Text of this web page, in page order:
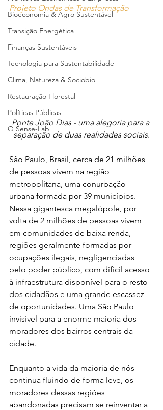
Bioeconomia & Agro Sustentável
Transição Energética
Finanças Sustentáveis
Tecnologia para Sustentabilidade
Clima, Natureza & Sociobio
Restauração Florestal
Políticas Públicas
O Sense-Lab
Projeto Ondas de Transformação
Ponte João Dias - uma alegoria para a
separação de duas realidades sociais.
São Paulo, Brasil, cerca de 21 milhões
de pessoas vivem na região
metropolitana, uma conurbação
urbana formada por 39 municípios.
Nessa gigantesca megalópole, por
volta de 2 milhões de pessoas vivem
em comunidades de baixa renda,
regiões geralmente formadas por
ocupações ilegais, negligenciadas
pelo poder público, com difícil acesso
à infraestrutura disponível para o resto
dos cidadãos e uma grande escassez
de oportunidades. Uma São Paulo
invisível para a enorme maioria dos
moradores dos bairros centrais da
cidade.
Enquanto a vida da maioria de nós
continua fluindo de forma leve, os
moradores dessas regiões
abandonadas precisam se reinventar a